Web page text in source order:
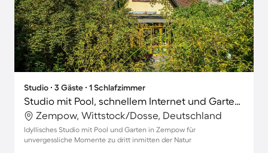
Studio ∙ 3 Gäste ∙ 1 Schlafzimmer
Studio mit Pool, schnellem Internet und Garten | Stadtblick
Zempow, Wittstock/Dosse, Deutschland
Idyllisches Studio mit Pool und Garten in Zempow für
unvergessliche Momente zu dritt inmitten der Natur